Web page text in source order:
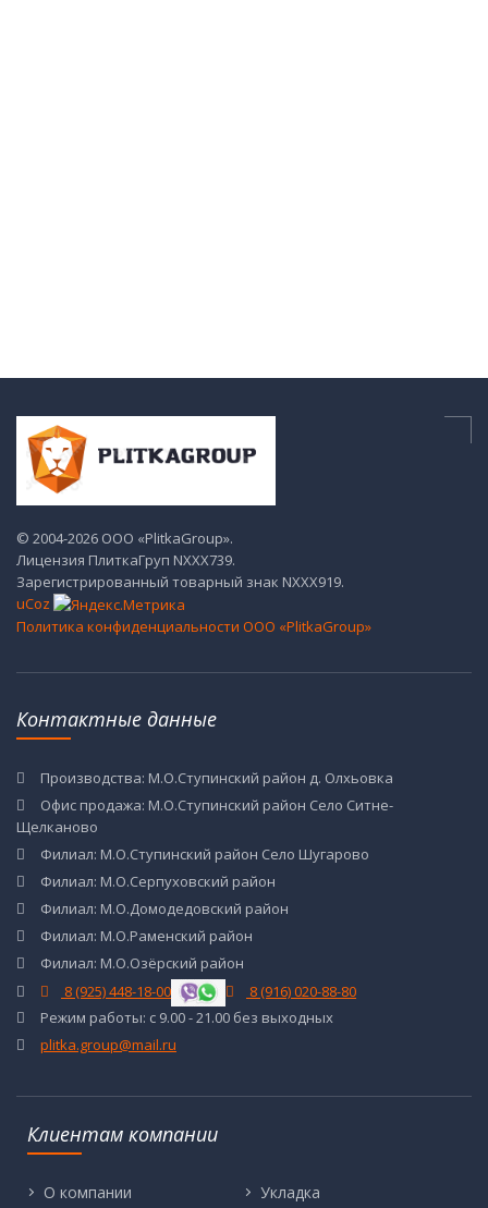
© 2004-2026 ООО «PlitkaGroup».
Лицензия ПлиткаГруп NХХХ739.
Зарегистрированный товарный знак NХХХ919.
uCoz
Политика конфиденциальности ООО «PlitkaGroup»
Контактные данные
Производства: М.О.Ступинский район д. Олхьовка
Офис продажа: М.О.Ступинский район Село Ситне-
Щелканово
Филиал: М.О.Ступинский район Село Шугарово
Филиал: М.О.Серпуховский район
Филиал: М.О.Домодедовский район
Филиал: М.О.Раменский район
Филиал: М.О.Озёрский район
8 (925) 448-18-00
8 (916) 020-88-80
Режим работы: с 9.00 - 21.00 без выходных
plitka.group@mail.ru
Клиентам компании
О компании Укладка